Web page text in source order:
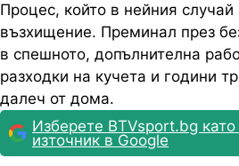
Процес, който в нейния случай
възхищение. Преминал през
в спешното, допълнителна
разходки на кучета и години
далеч от дома.
Изберете BTVsport.bg
източник в Google